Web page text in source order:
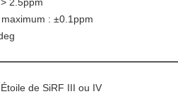
: ±0.1ppm
de SiRF III ou IV